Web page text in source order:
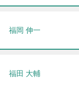
福岡 伸一
福田 大輔